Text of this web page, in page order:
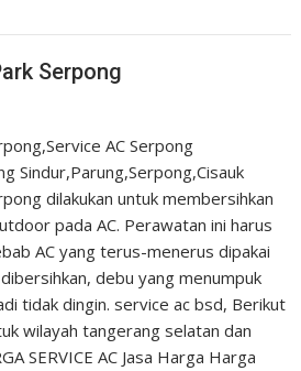
Serpong
AC Serpong
Sindur,Parung,Serpong,Cisauk
dilakukan untuk membersihkan
pada AC. Perawatan ini harus
AC yang terus-menerus dipakai
debu yang menumpuk
tidak dingin. service ac bsd, Berikut
wilayah tangerang selatan dan
SERVICE AC Jasa Harga Harga